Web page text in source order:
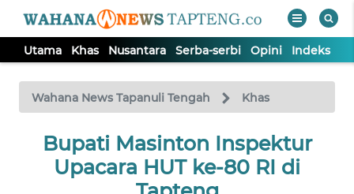
Utama Khas Nusantara Serba-serbi Opini Indeks
Wahana News Tapanuli Tengah Khas
Bupati Masinton Inspektur
Upacara HUT ke-80 RI di
TV
Tutup
UTAMA